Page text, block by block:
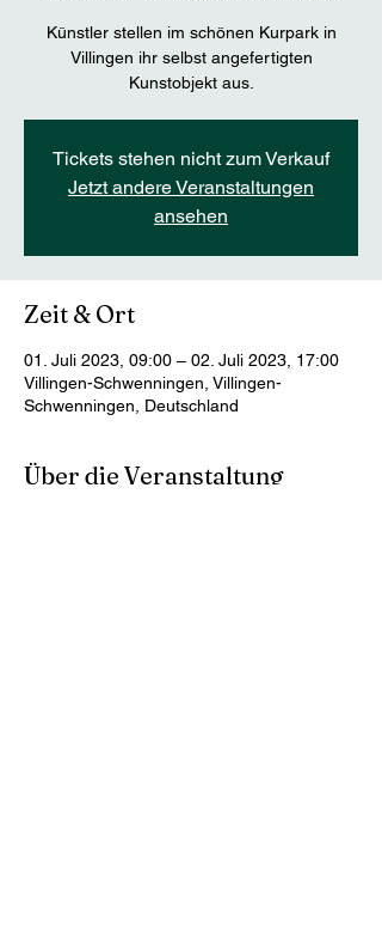
Künstler stellen im schönen Kurpark in
Villingen ihr selbst angefertigten
Kunstobjekt aus.
Tickets stehen nicht zum Verkauf
Jetzt andere Veranstaltungen
ansehen
Zeit & Ort
01. Juli 2023, 09:00 – 02. Juli 2023, 17:00
Villingen-Schwenningen, Villingen-
Schwenningen, Deutschland
Über die Veranstaltung